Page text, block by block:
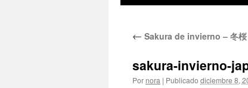
← Sakura de invierno – 冬
sakura-invierno-
Por nora | Publicado diciembre 8,